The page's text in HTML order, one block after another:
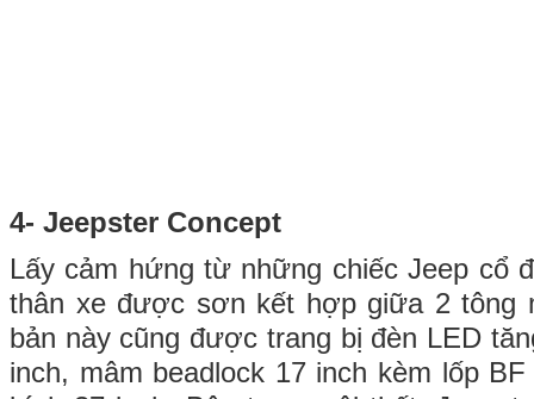
4- Jeepster Concept
Lấy cảm hứng từ những chiếc Jeep cổ
thân xe được sơn kết hợp giữa 2 tông
bản này cũng được trang bị đèn LED
inch, mâm beadlock 17 inch kèm lốp